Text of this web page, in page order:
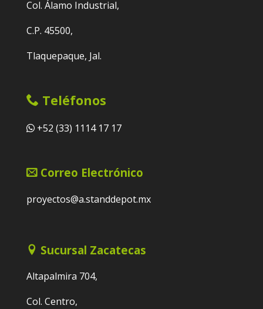
Col. Álamo Industrial,
C.P. 45500,
Tlaquepaque, Jal.
Teléfonos
+52 (33) 1114 17 17
Correo Electrónico
proyectos@a.standdepot.mx
Sucursal Zacatecas
Altapalmira 704,
Col. Centro,